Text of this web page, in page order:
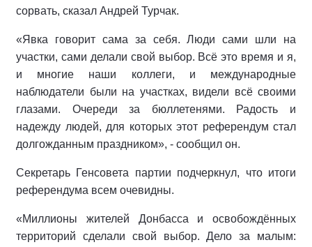
сорвать, сказал Андрей Турчак.
«Явка говорит сама за себя. Люди сами шли на
участки, сами делали свой выбор. Всё это время и я,
и многие наши коллеги, и международные
наблюдатели были на участках, видели всё своими
глазами. Очереди за бюллетенями. Радость и
надежду людей, для которых этот референдум стал
долгожданным праздником», - сообщил он.
Секретарь Генсовета партии подчеркнул, что итоги
референдума всем очевидны.
«Миллионы жителей Донбасса и освобождённых
территорий сделали свой выбор. Дело за малым: